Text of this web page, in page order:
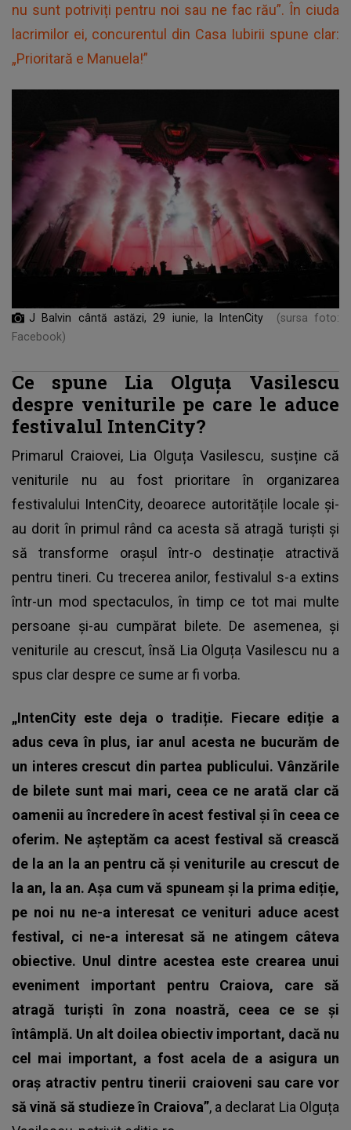
nu sunt potriviți pentru noi sau ne fac rău”. În ciuda
lacrimilor ei, concurentul din Casa Iubirii spune clar:
„Prioritară e Manuela!”
J Balvin cântă astăzi, 29 iunie, la IntenCity
(sursa foto:
Facebook)
Ce spune Lia Olguța Vasilescu
despre veniturile pe care le aduce
festivalul IntenCity?
Primarul Craiovei, Lia Olguța Vasilescu, susține că
veniturile nu au fost prioritare în organizarea
festivalului IntenCity, deoarece autoritățile locale și-
au dorit în primul rând ca acesta să atragă turiști și
să transforme orașul într-o destinație atractivă
pentru tineri. Cu trecerea anilor, festivalul s-a extins
într-un mod spectaculos, în timp ce tot mai multe
persoane și-au cumpărat bilete. De asemenea, și
veniturile au crescut, însă Lia Olguța Vasilescu nu a
spus clar despre ce sume ar fi vorba.
„IntenCity este deja o tradiție. Fiecare ediție a
adus ceva în plus, iar anul acesta ne bucurăm de
un interes crescut din partea publicului. Vânzările
de bilete sunt mai mari, ceea ce ne arată clar că
oamenii au încredere în acest festival și în ceea ce
oferim. Ne așteptăm ca acest festival să crească
de la an la an pentru că și veniturile au crescut de
la an, la an. Așa cum vă spuneam și la prima ediție,
pe noi nu ne-a interesat ce venituri aduce acest
festival, ci ne-a interesat să ne atingem câteva
obiective. Unul dintre acestea este crearea unui
eveniment important pentru Craiova, care să
atragă turiști în zona noastră, ceea ce se și
întâmplă. Un alt doilea obiectiv important, dacă nu
cel mai important, a fost acela de a asigura un
oraș atractiv pentru tinerii craioveni sau care vor
să vină să studieze în Craiova”, a declarat Lia Olguța